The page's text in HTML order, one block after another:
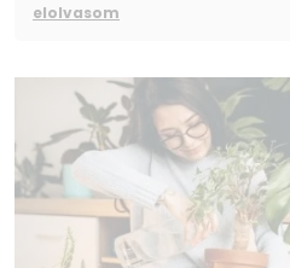
elolvasom